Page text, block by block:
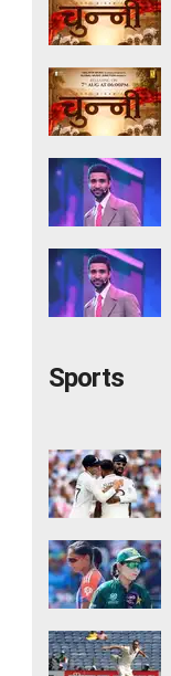
Sports